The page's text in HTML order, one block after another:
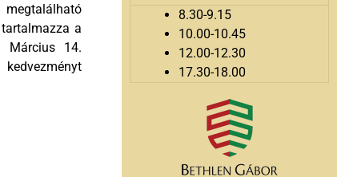
a
Március 14.
8.30-9.15
10.00-10.45
12.00-12.30
17.30-18.00